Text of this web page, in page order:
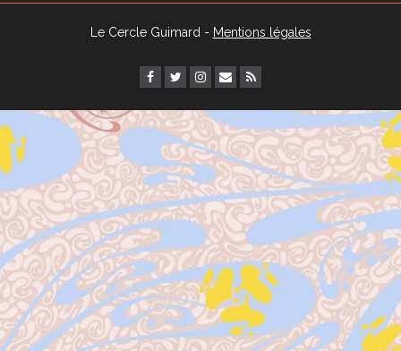
Le Cercle Guimard - Mentions légales